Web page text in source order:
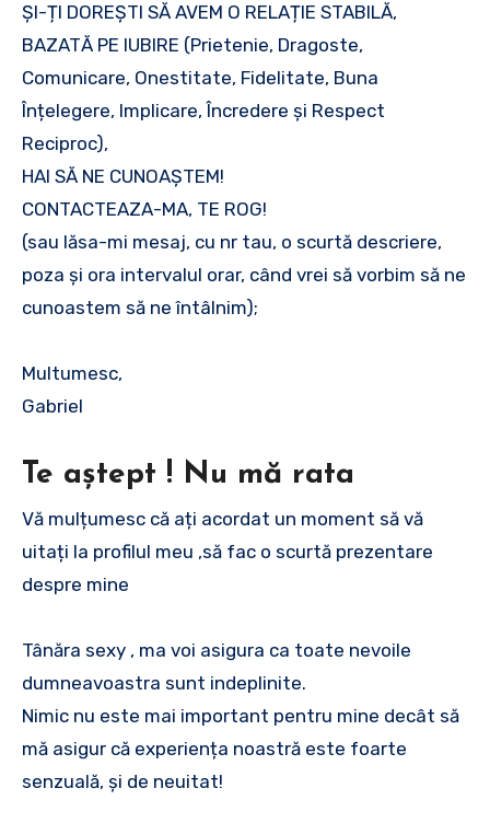
ȘI-ȚI DOREȘTI SĂ AVEM O RELAȚIE STABILĂ,
BAZATĂ PE IUBIRE (Prietenie, Dragoste,
Comunicare, Onestitate, Fidelitate, Buna
Înțelegere, Implicare, Încredere și Respect
Reciproc),
HAI SĂ NE CUNOAȘTEM!
CONTACTEAZA-MA, TE ROG!
(sau lăsa-mi mesaj, cu nr tau, o scurtă descriere,
poza și ora intervalul orar, când vrei să vorbim să ne
cunoastem să ne întâlnim);
Multumesc,
Gabriel
Te aștept ! Nu mă rata
Vă mulțumesc că ați acordat un moment să vă
uitați la profilul meu ,să fac o scurtă prezentare
despre mine
Tânăra sexy , ma voi asigura ca toate nevoile
dumneavoastra sunt indeplinite.
Nimic nu este mai important pentru mine decât să
mă asigur că experiența noastră este foarte
senzuală, și de neuitat!